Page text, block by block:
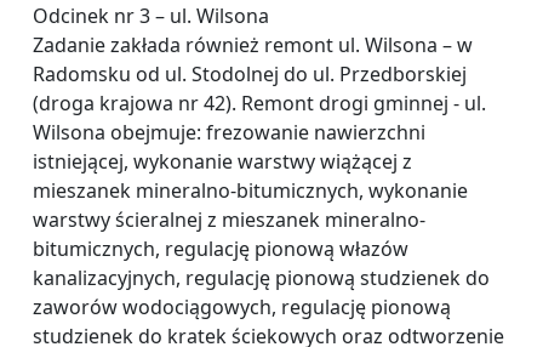
Odcinek nr 3 – ul. Wilsona
Zadanie zakłada również remont ul. Wilsona – w
Radomsku od ul. Stodolnej do ul. Przedborskiej
(droga krajowa nr 42). Remont drogi gminnej - ul.
Wilsona obejmuje: frezowanie nawierzchni
istniejącej, wykonanie warstwy wiążącej z
mieszanek mineralno-bitumicznych, wykonanie
warstwy ścieralnej z mieszanek mineralno-
bitumicznych, regulację pionową włazów
kanalizacyjnych, regulację pionową studzienek do
zaworów wodociągowych, regulację pionową
studzienek do kratek ściekowych oraz odtworzenie